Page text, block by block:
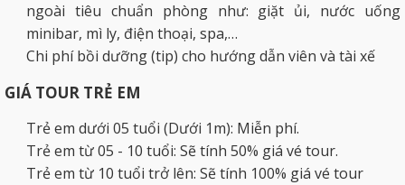
ngoài tiêu chuẩn phòng như: giặt ủi, nước uống
minibar, mì ly, điện thoại, spa,…
Chi phí bồi dưỡng (tip) cho hướng dẫn viên và tài xế
GIÁ TOUR TRẺ EM
Trẻ em dưới 05 tuổi (Dưới 1m): Miễn phí.
Trẻ em từ 05 - 10 tuổi: Sẽ tính 50% giá vé tour.
Trẻ em từ 10 tuổi trở lên: Sẽ tính 100% giá vé tour